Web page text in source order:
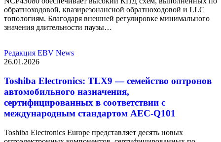
обратноходовой, квазирезонансной обратноходовой и LLC
топологиям. Благодаря внешней регулировке минимального
значения длительности паузы…
Редакция EBV News
26.01.2026
Toshiba Electronics: TLX9 — семейство оптронов
автомобильного назначения,
сертифицированных в соответствии с
международным стандартом AEC-Q101
Toshiba Electronics Europe представляет десять новых